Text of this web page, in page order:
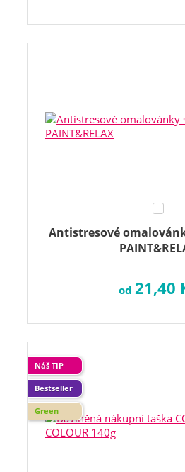
Antistresové
od 21,40
Náš TIP
Bestseller
Green